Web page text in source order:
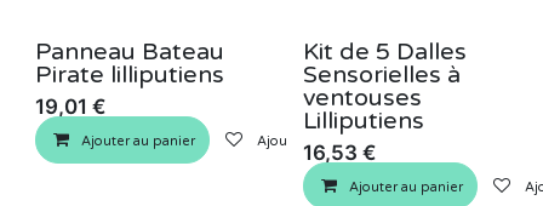
Panneau Bateau
Pirate lilliputiens
19,01 €
Ajouter au panier Ajouter à la liste de souhaits
Kit de 5 Dalles
Sensorielles à
ventouses
Lilliputiens
16,53 €
Ajouter au panier